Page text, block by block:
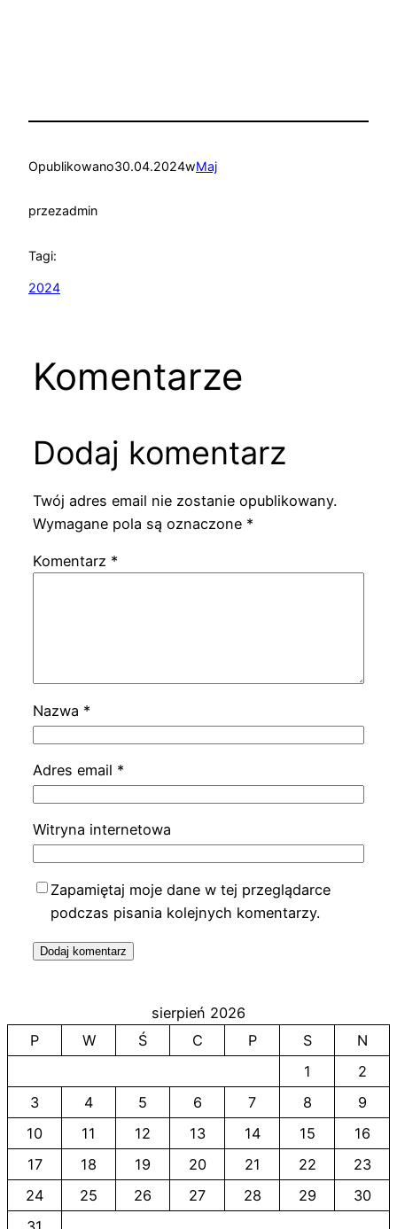
Opublikowano30.04.2024wMaj
przezadmin
Tagi:
2024
Komentarze
Dodaj komentarz
Twój adres email nie zostanie opublikowany.
Wymagane pola są oznaczone *
Komentarz *
Nazwa *
Adres email *
Witryna internetowa
Zapamiętaj moje dane w tej przeglądarce
podczas pisania kolejnych komentarzy.
sierpień 2026
P
W Ś C P S
N
1
2
3
4 5 6 7 8
9
10
11 12 13 14 15
16
17
18 19 20 21 22
23
24
25 26 27 28 29
30